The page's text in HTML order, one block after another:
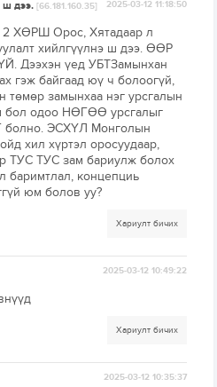
ш дээ.[66.181.160.35] 2025-03-12 11:18:50
2 ХӨРШ Орос, Хятадаар л
хийлгүүлнэ ш дээ. ӨӨР
Дээхэн үед УБТЗамынхан
гэж байгаад юү ч болоогүй,
төмөр замынхаа нэг урсгалын
бол одоо НӨГӨӨ урсгалыг
болно. ЭСХҮЛ Монголын
хил хүртэл оросуудаар,
ТУС ТУС зам бариулж болох
баримтлал, концепциь
юм болов уу?
Хариулт бичих
2025-03-12 10:49:22
Хариулт бичих
2025-03-12 10:35:37